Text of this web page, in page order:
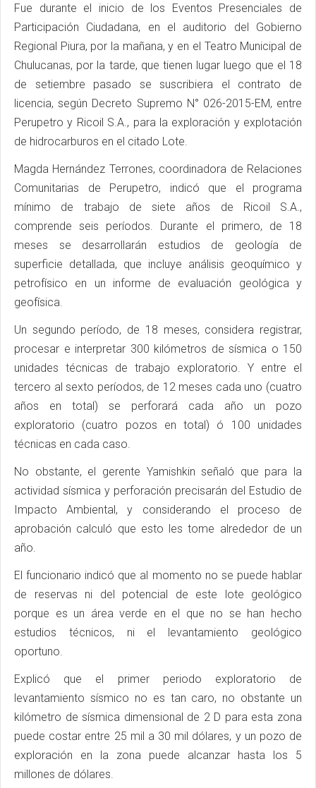
Fue durante el inicio de los Eventos Presenciales de
Participación Ciudadana, en el auditorio del Gobierno
Regional Piura, por la mañana, y en el Teatro Municipal de
Chulucanas, por la tarde, que tienen lugar luego que el 18
de setiembre pasado se suscribiera el contrato de
licencia, según Decreto Supremo N° 026-2015-EM, entre
Perupetro y Ricoil S.A., para la exploración y explotación
de hidrocarburos en el citado Lote.
Magda Hernández Terrones, coordinadora de Relaciones
Comunitarias de Perupetro, indicó que el programa
mínimo de trabajo de siete años de Ricoil S.A.,
comprende seis períodos. Durante el primero, de 18
meses se desarrollarán estudios de geología de
superficie detallada, que incluye análisis geoquímico y
petrofísico en un informe de evaluación geológica y
geofísica.
Un segundo período, de 18 meses, considera registrar,
procesar e interpretar 300 kilómetros de sísmica o 150
unidades técnicas de trabajo exploratorio. Y entre el
tercero al sexto períodos, de 12 meses cada uno (cuatro
años en total) se perforará cada año un pozo
exploratorio (cuatro pozos en total) ó 100 unidades
técnicas en cada caso.
No obstante, el gerente Yamishkin señaló que para la
actividad sísmica y perforación precisarán del Estudio de
Impacto Ambiental, y considerando el proceso de
aprobación calculó que esto les tome alrededor de un
año.
El funcionario indicó que al momento no se puede hablar
de reservas ni del potencial de este lote geológico
porque es un área verde en el que no se han hecho
estudios técnicos, ni el levantamiento geológico
oportuno.
Explicó que el primer periodo exploratorio de
levantamiento sísmico no es tan caro, no obstante un
kilómetro de sísmica dimensional de 2 D para esta zona
puede costar entre 25 mil a 30 mil dólares, y un pozo de
exploración en la zona puede alcanzar hasta los 5
millones de dólares.